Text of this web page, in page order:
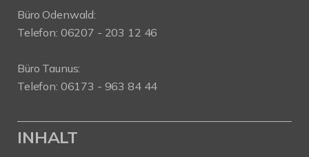
Büro Odenwald:
Telefon: 06207 - 203 12 46
Büro Taunus:
Telefon: 06173 - 963 84 44
INHALT